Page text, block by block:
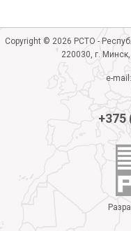
Copyright © 2026 РСТО -
220030, г.
e-
+375